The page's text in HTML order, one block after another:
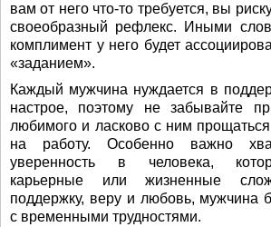
вам от него что-то требуется, вы
своеобразный рефлекс. Иными
комплимент у него будет
«заданием».
Каждый мужчина нуждается в
настрое, поэтому не забывайте
любимого и ласково с ним
на работу. Особенно важно
уверенность в человека,
карьерные или жизненные
поддержку, веру и любовь, мужчина
с временными трудностями.